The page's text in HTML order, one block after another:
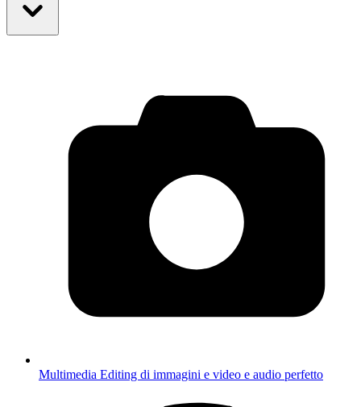
Multimedia Editing di immagini e video e audio perfetto